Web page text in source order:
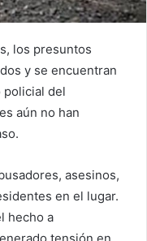
los presuntos
y se encuentran
policial del
aún no han
asesinos,
en el lugar.
hecho a
tensión en